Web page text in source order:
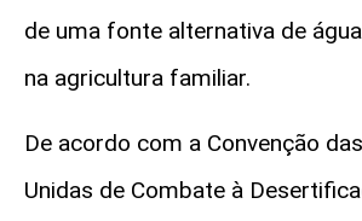
de uma fonte alternativa de
na agricultura familiar.
De acordo com a Convenção
Unidas de Combate à